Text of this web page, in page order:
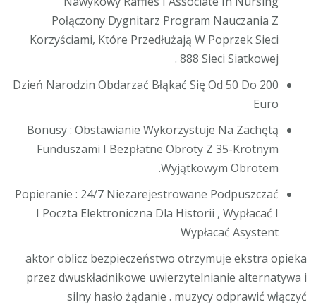
Połączony Dygnitarz Program Nauczania Z
Korzyściami, Które Przedłużają W Poprzek Sieci
888 Sieci Siatkowej .
Dzień Narodzin Obdarzać Błąkać Się Od 50 Do 200
Euro
Bonusy : Obstawianie Wykorzystuje Na Zachętą
Funduszami I Bezpłatne Obroty Z 35-Krotnym
Wyjątkowym Obrotem.
Popieranie : 24/7 Niezarejestrowane Podpuszczać
I Poczta Elektroniczna Dla Historii , Wypłacać I
Wypłacać Asystent
aktor oblicz bezpieczeństwo otrzymuje ekstra opieka
przez dwuskładnikowe uwierzytelnianie alternatywa i
silny hasło żądanie . muzycy odprawić włączyć